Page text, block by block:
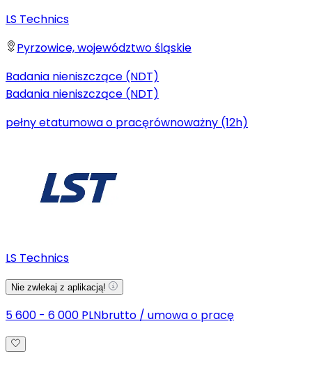
LS Technics
Pyrzowice, województwo śląskie
Badania nieniszczące (NDT)
Badania nieniszczące (NDT)
pełny etatumowa o pracęrównoważny (12h)
LS Technics
Nie zwlekaj z aplikacją!
5 600 - 6 000 PLNbrutto / umowa o pracę